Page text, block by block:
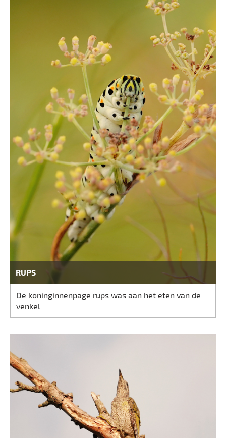
RUPS
De koninginnenpage rups was aan het eten van de
venkel